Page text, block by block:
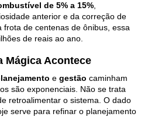
de 5% a 15%
anterior e da correção de
frota de centenas de ônibus, essa
de reais ao ano.
Mágica Acontece
e gestão caminham
são exponenciais. Não se trata
retroalimentar o sistema. O dado
serve para refinar o planejamento